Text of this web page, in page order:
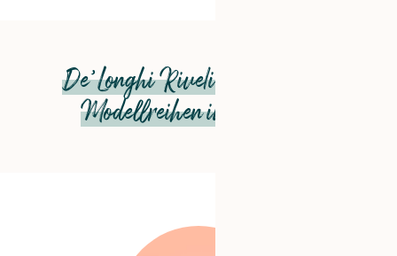
De’Longhi Rivelia und weitere
Modellreihen im Überblick